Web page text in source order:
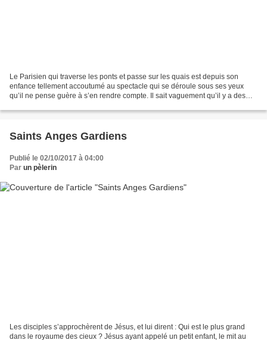
Le Parisien qui traverse les ponts et passe sur les quais est depuis son
enfance tellement accoutumé au spectacle qui se déroule sous ses yeux
qu’il ne pense guère à s’en rendre compte. Il sait vaguement qu’il y a des
Saints Anges Gardiens
Publié le 02/10/2017 à 04:00
Par un pèlerin
Les disciples s’approchèrent de Jésus, et lui dirent : Qui est le plus grand
dans le royaume des cieux ? Jésus ayant appelé un petit enfant, le mit au